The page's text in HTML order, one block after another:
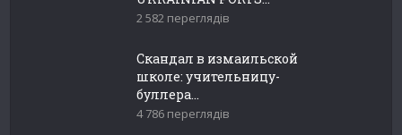
2 582 переглядів
Скандал в измаильской
школе: учительницу-
буллера...
4 786 переглядів